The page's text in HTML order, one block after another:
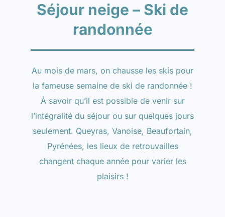
Séjour neige – Ski de
randonnée
Au mois de mars, on chausse les skis pour
la fameuse semaine de ski de randonnée !
À savoir qu’il est possible de venir sur
l’intégralité du séjour ou sur quelques jours
seulement. Queyras, Vanoise, Beaufortain,
Pyrénées, les lieux de retrouvailles
changent chaque année pour varier les
plaisirs !